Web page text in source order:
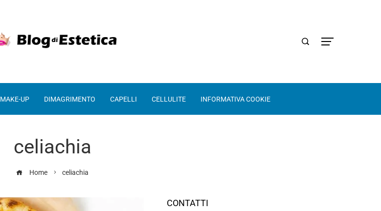
MAKE-UP DIMAGRIMENTO CAPELLI CELLULITE INFORMATIVA COOKIE
celiachia
Home celiachia
CONTATTI